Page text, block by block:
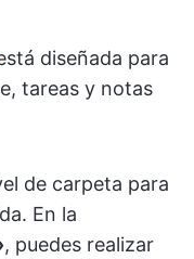
diseñada para
tareas y notas
de carpeta para
En la
, puedes realizar